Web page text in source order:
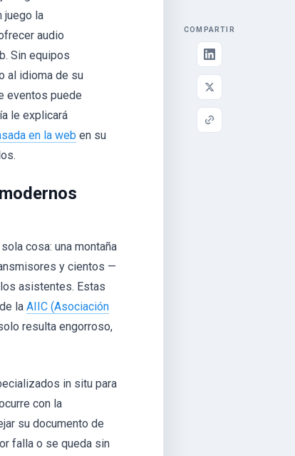
juego la
audio
Sin equipos
al idioma de su
eventos puede
le explicará
en la web en su
cosa: una montaña
y cientos —
asistentes. Estas
la AIIC (Asociación
resulta engorroso,
in situ para
con la
su documento de
falla o se queda sin
COMPARTIR